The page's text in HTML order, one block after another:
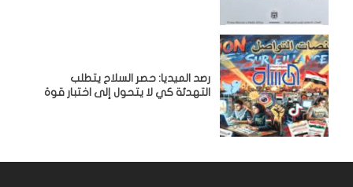
رصد الميديا: حصر السلاح يتطلب
التهدئة كي لا يتحول إلى اختبار قوة